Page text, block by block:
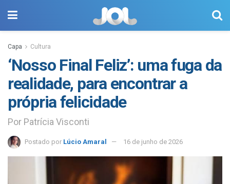
Capa Cultura
‘Nosso Final Feliz’: uma fuga da
realidade, para encontrar a
própria felicidade
Por Patrícia Visconti
Postado por Lúcio Amaral 16 de junho de 2026